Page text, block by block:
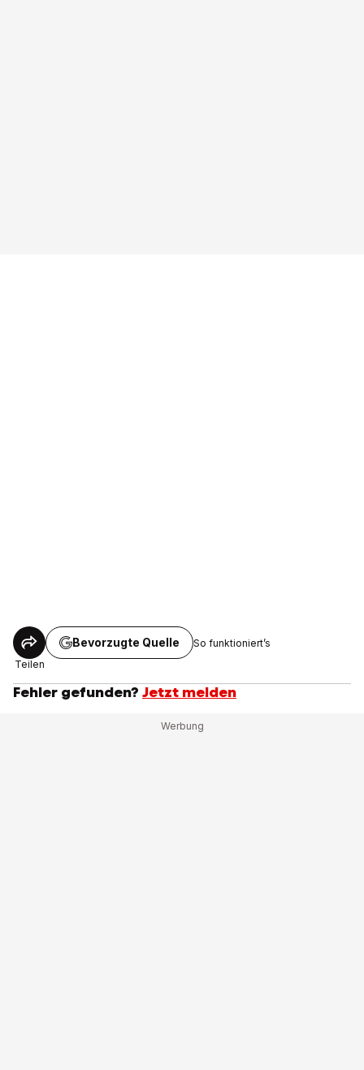
Teilen
Bevorzugte Quelle So funktioniert’s
Fehler gefunden? Jetzt melden